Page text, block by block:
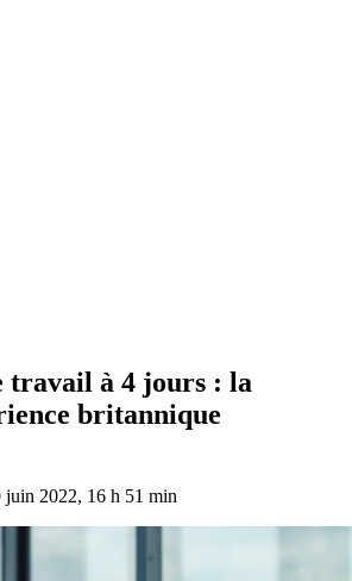
travail à 4 jours : la
britannique
juin 2022, 16 h 51 min